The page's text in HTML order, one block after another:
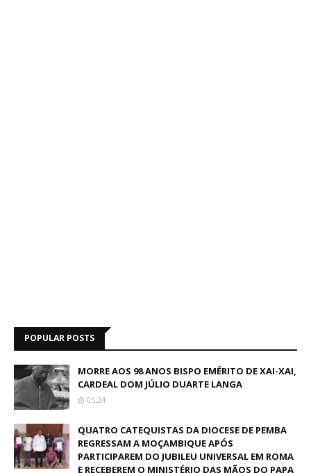
POPULAR POSTS
MORRE AOS 98 ANOS BISPO EMÉRITO DE XAI-XAI,
CARDEAL DOM JÚLIO DUARTE LANGA
05:24
QUATRO CATEQUISTAS DA DIOCESE DE PEMBA
REGRESSAM A MOÇAMBIQUE APÓS
PARTICIPAREM DO JUBILEU UNIVERSAL EM ROMA
E RECEBEREM O MINISTÉRIO DAS MÃOS DO PAPA